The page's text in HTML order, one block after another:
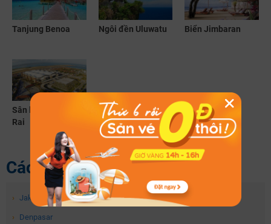
Tanjung Benoa Ngôi đền Uluwatu Biển Jimbaran
Sân bay Ngurah
Rai
Các điểm đến tương tự
› Jakarta
› Denpasar